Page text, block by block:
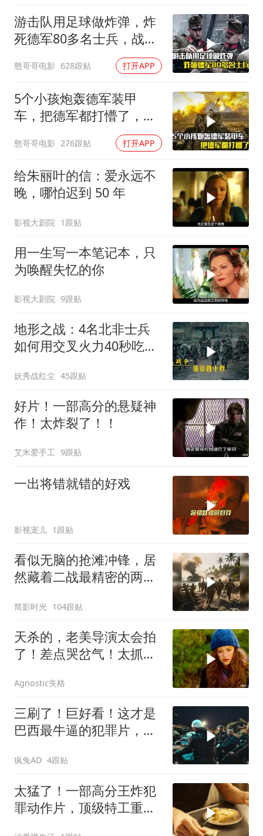
游击队用足球做炸弹，炸
死德军80多名士兵，战争
憨哥哥电影 628跟贴 打开APP
5个小孩炮轰德军装甲
车，把德军都打懵了，战
憨哥哥电影 276跟贴 打开APP
给朱丽叶的信：爱永远不
晚，哪怕迟到 50 年
影视大剧院 1跟贴
用一生写一本笔记本，只
为唤醒失忆的你
影视大剧院 9跟贴
地形之战：4名北非士兵
如何用交叉火力40秒吃掉
妖秀战红尘 45跟贴
好片！一部高分的悬疑神
作！太炸裂了！！
艾米爱手工 9跟贴
一出将错就错的好戏
影视宠儿 1跟贴
看似无脑的抢滩冲锋，居
然藏着二战最精密的两栖
简影时光 104跟贴
天杀的，老美导演太会拍
了！差点哭岔气！太抓心
Agnostic失格
三刷了！巨好看！这才是
巴西最牛逼的犯罪片，史
疯兔AD 4跟贴
太猛了！一部高分王炸犯
罪动作片，顶级特工重出